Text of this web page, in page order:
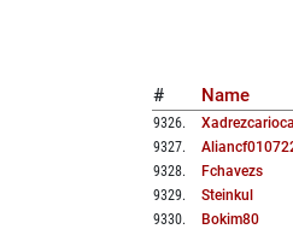
# Name
9326. Xadrezcarioca
9327.
9328. Fchavezs
9329. Steinkul
9330. Bokim80